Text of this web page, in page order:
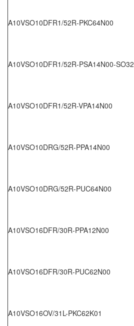
A10VSO10DFR1/52R-PKC64N00
A10VSO10DFR1/52R-PSA14N00-SO32
A10VSO10DFR1/52R-VPA14N00
A10VSO10DRG/52R-PPA14N00
A10VSO10DRG/52R-PUC64N00
A10VSO16DFR/30R-PPA12N00
A10VSO16DFR/30R-PUC62N00
A10VSO16OV/31L-PKC62K01